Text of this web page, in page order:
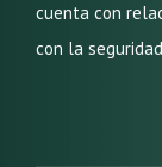
cuenta con
con la